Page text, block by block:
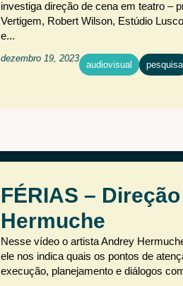
investiga direção de cena em teatro –
Vertigem, Robert Wilson, Estúdio
e...
dezembro 19, 2023
audiovisual pesquisa
FÉRIAS –
Hermuche
Nesse vídeo o artista Andrey
ele nos indica quais os pontos de
execução, planejamento e diálogos